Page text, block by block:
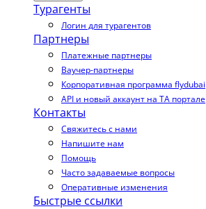
Турагенты
Логин для турагентов
Партнеры
Платежные партнеры
Ваучер-партнеры
Корпоративная программа flydubai
API и новый аккаунт на TA портале
Контакты
Свяжитесь с нами
Напишите нам
Помощь
Часто задаваемые вопросы
Оперативные изменения
Быстрые ссылки